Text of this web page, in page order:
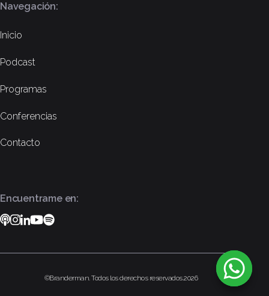
Navegación:
Inicio
Podcast
Programas
Conferencias
Contacto
Encuentrame en:
Podcast
Instagram
Linkedin
YouTube
Spotify
©Branderman. Todos los derechos reservados.2026